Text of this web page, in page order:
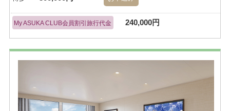
My ASUKA CLUB会員割引旅行代金 240,000円